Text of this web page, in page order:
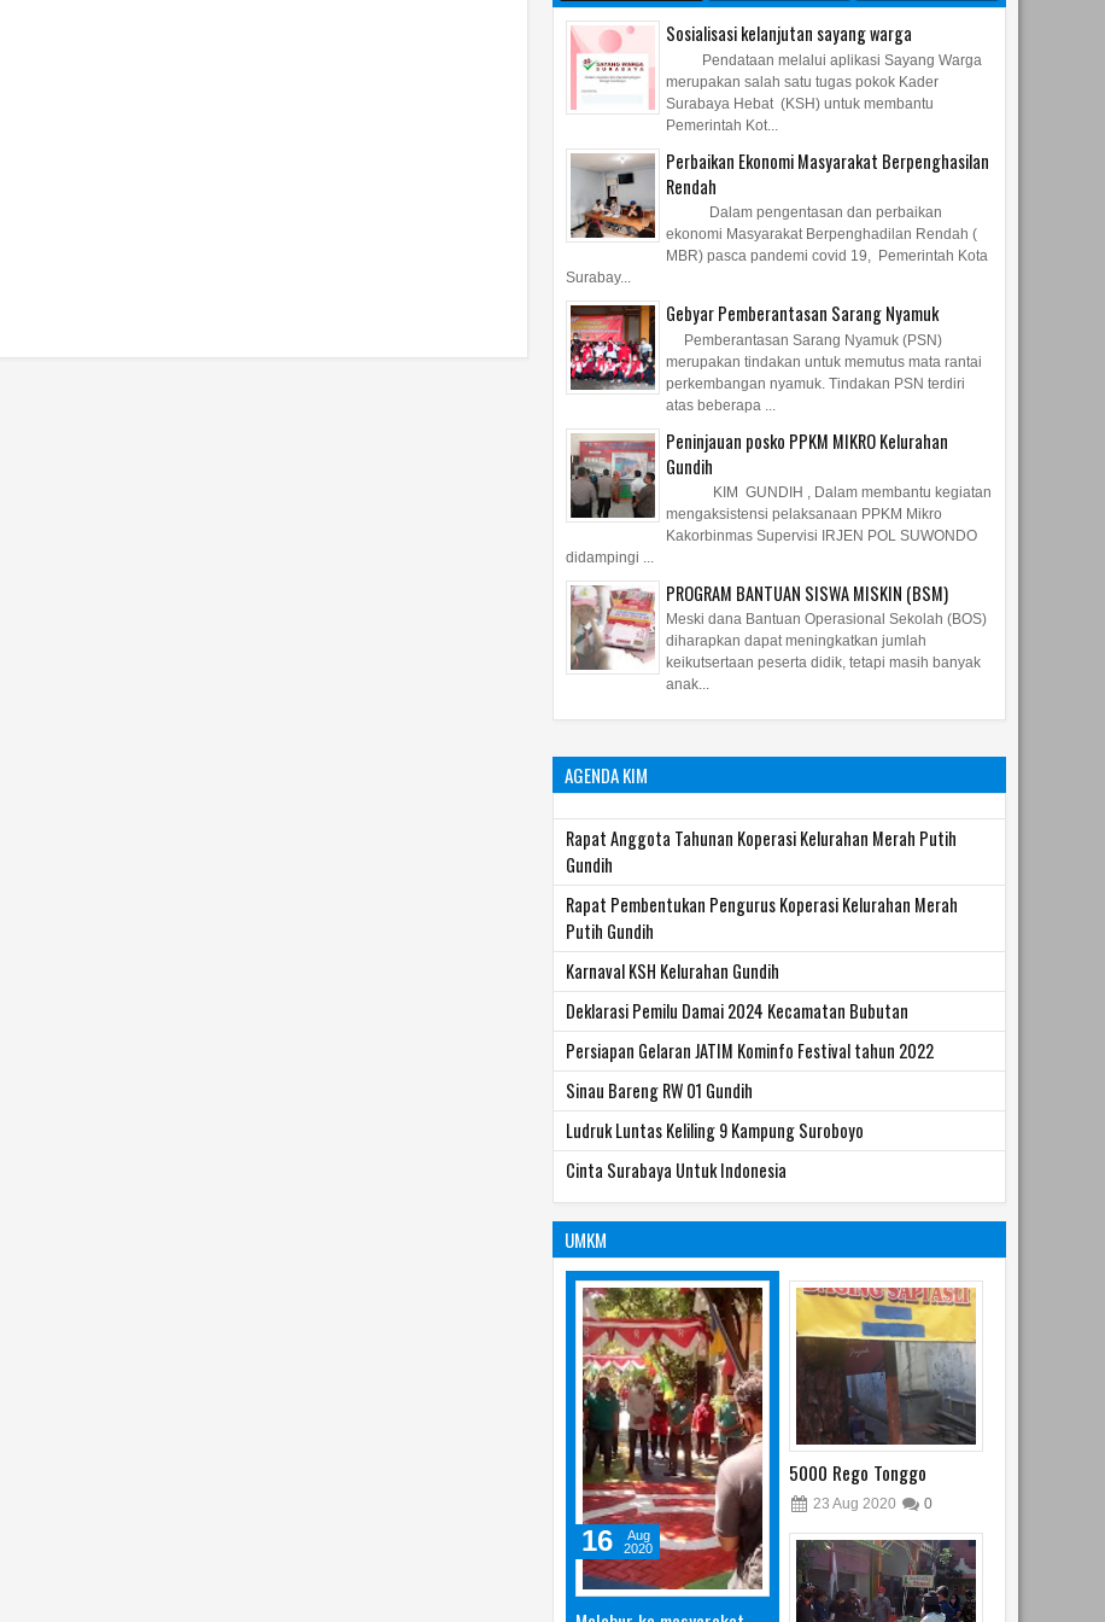
Sosialisasi kelanjutan sayang warga
Pendataan melalui aplikasi Sayang Warga
merupakan salah satu tugas pokok Kader
Surabaya Hebat (KSH) untuk membantu
Pemerintah Kot...
Perbaikan Ekonomi Masyarakat Berpenghasilan
Rendah
Dalam pengentasan dan perbaikan
ekonomi Masyarakat Berpenghadilan Rendah (
MBR) pasca pandemi covid 19, Pemerintah Kota
Surabay...
Gebyar Pemberantasan Sarang Nyamuk
Pemberantasan Sarang Nyamuk (PSN)
merupakan tindakan untuk memutus mata rantai
perkembangan nyamuk. Tindakan PSN terdiri
atas beberapa ...
Peninjauan posko PPKM MIKRO Kelurahan
Gundih
KIM GUNDIH , Dalam membantu kegiatan
mengaksistensi pelaksanaan PPKM Mikro
Kakorbinmas Supervisi IRJEN POL SUWONDO
didampingi ...
PROGRAM BANTUAN SISWA MISKIN (BSM)
Meski dana Bantuan Operasional Sekolah (BOS)
diharapkan dapat meningkatkan jumlah
keikutsertaan peserta didik, tetapi masih banyak
anak...
AGENDA KIM
Rapat Anggota Tahunan Koperasi Kelurahan Merah Putih
Gundih
Rapat Pembentukan Pengurus Koperasi Kelurahan Merah
Putih Gundih
Karnaval KSH Kelurahan Gundih
Deklarasi Pemilu Damai 2024 Kecamatan Bubutan
Persiapan Gelaran JATIM Kominfo Festival tahun 2022
Sinau Bareng RW 01 Gundih
Ludruk Luntas Keliling 9 Kampung Suroboyo
Cinta Surabaya Untuk Indonesia
UMKM
16
Aug
2020
5000 Rego Tonggo
23 Aug 2020 0